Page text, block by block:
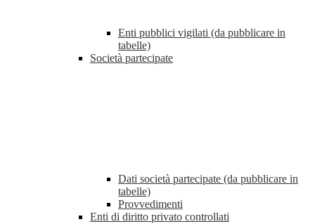
Enti pubblici vigilati (da pubblicare in
tabelle)
Società partecipate
Dati società partecipate (da pubblicare in
tabelle)
Provvedimenti
Enti di diritto privato controllati